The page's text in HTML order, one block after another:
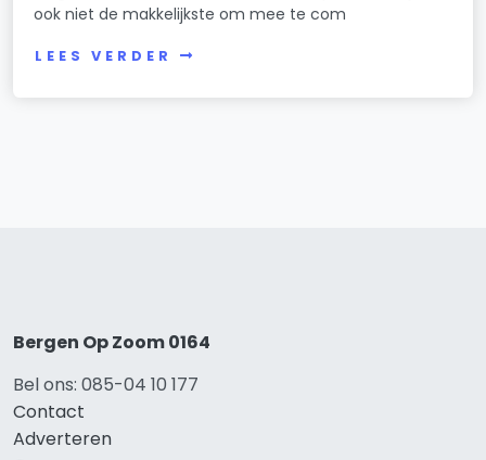
ook niet de makkelijkste om mee te com
LEES VERDER
Bergen Op Zoom 0164
Bel ons: 085-04 10 177
Contact
Adverteren